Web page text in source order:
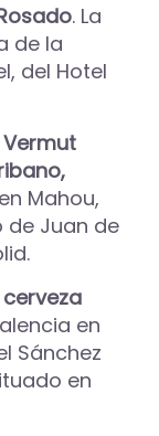
. La
de la
del Hotel
Mahou,
de Juan de
en
Sánchez
en